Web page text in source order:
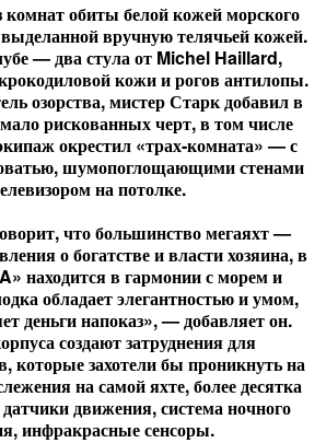
обиты белой кожей морского
вручную телячьей кожей.
— два стула от Michel Haillard,
кожи и рогов антилопы.
озорства, мистер Старк добавил в
рискованных черт, в том числе
окрестил «трах-комната» — с
шумопоглощающими стенами
на потолке.
что большинство мегаяхт —
о богатстве и власти хозяина, в
находится в гармонии с морем и
обладает элегантностью и умом,
деньги напоказ», — добавляет он.
создают затруднения для
которые захотели бы проникнуть на
на самой яхте, более десятка
движения, система ночного
инфракрасные сенсоры.